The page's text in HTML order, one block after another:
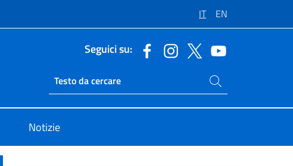
IT EN
Seguici su:
Ricerca sito live
Cerca nel sito
Notizie